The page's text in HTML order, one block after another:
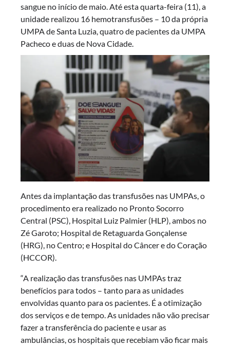
sangue no início de maio. Até esta quarta-feira (11), a
unidade realizou 16 hemotransfusões – 10 da própria
UMPA de Santa Luzia, quatro de pacientes da UMPA
Pacheco e duas de Nova Cidade.
Antes da implantação das transfusões nas UMPAs, o
procedimento era realizado no Pronto Socorro
Central (PSC), Hospital Luiz Palmier (HLP), ambos no
Zé Garoto; Hospital de Retaguarda Gonçalense
(HRG), no Centro; e Hospital do Câncer e do Coração
(HCCOR).
“A realização das transfusões nas UMPAs traz
benefícios para todos – tanto para as unidades
envolvidas quanto para os pacientes. É a otimização
dos serviços e de tempo. As unidades não vão precisar
fazer a transferência do paciente e usar as
ambulâncias, os hospitais que recebiam vão ficar mais